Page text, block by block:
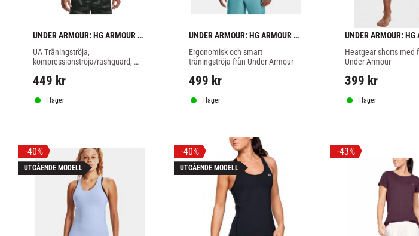
UNDER ARMOUR: HG ARMOUR
COMP LÅNGÄRMAD - SVART
UA Träningströja,
kompressionströja/rashguard,
kroppen. Svart färg.
449 kr
I lager
UNDER ARMOUR: HG ARMOUR
FITTED LONGSLEEVE - SVART
Ergonomisk och smart
träningströja från Under Armour
499 kr
I lager
UNDER ARMOUR: HG
SVART
Heatgear shorts med
Under Armour
399 kr
I lager
40%
UTGÅENDE MODELL
40%
UTGÅENDE MODELL
43%